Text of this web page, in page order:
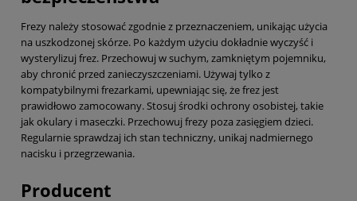
Frezy należy stosować zgodnie z przeznaczeniem, unikając użycia
na uszkodzonej skórze. Po każdym użyciu dokładnie wyczyść i
wysterylizuj frez. Przechowuj w suchym, zamkniętym pojemniku,
aby chronić przed zanieczyszczeniami. Używaj tylko z
kompatybilnymi frezarkami, upewniając się, że frez jest
prawidłowo zamocowany. Stosuj środki ochrony osobistej, takie
jak okulary i maseczki. Przechowuj frezy poza zasięgiem dzieci.
Regularnie sprawdzaj ich stan techniczny, unikaj nadmiernego
nacisku i przegrzewania.
Producent